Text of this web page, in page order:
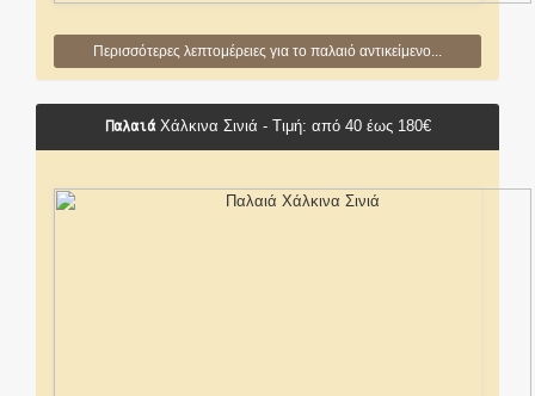
Περισσότερες λεπτομέρειες για το παλαιό αντικείμενο...
ΠαλαιάΧάλκινα Σινιά - Τιμή: από 40 έως 180€